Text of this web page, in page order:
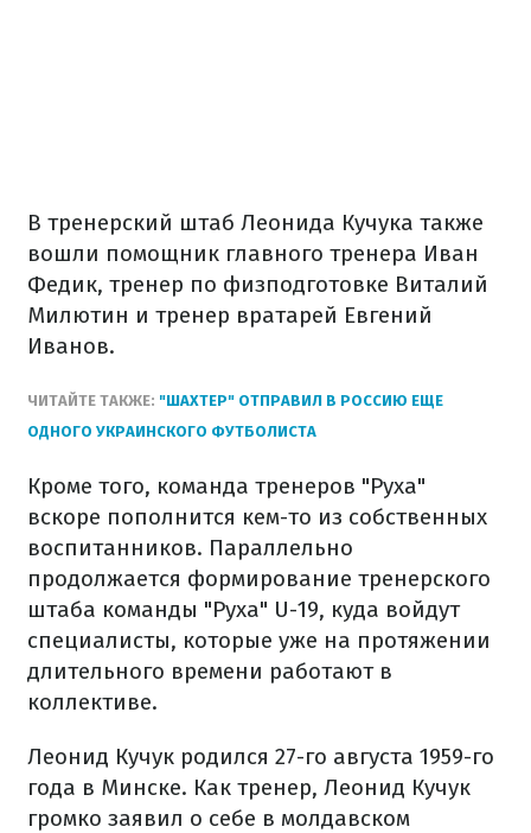
В тренерский штаб Леонида Кучука также
вошли помощник главного тренера Иван
Федик, тренер по физподготовке Виталий
Милютин и тренер вратарей Евгений
Иванов.
ЧИТАЙТЕ ТАКЖЕ: "ШАХТЕР" ОТПРАВИЛ В РОССИЮ ЕЩЕ
ОДНОГО УКРАИНСКОГО ФУТБОЛИСТА
Кроме того, команда тренеров "Руха"
вскоре пополнится кем-то из собственных
воспитанников. Параллельно
продолжается формирование тренерского
штаба команды "Руха" U-19, куда войдут
специалисты, которые уже на протяжении
длительного времени работают в
коллективе.
Леонид Кучук родился 27-го августа 1959-го
года в Минске. Как тренер, Леонид Кучук
громко заявил о себе в молдавском